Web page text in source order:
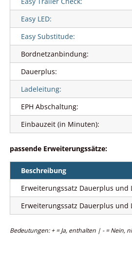
Easy LED:
Easy Substitude:
Bordnetzanbindung:
Dauerplus:
Ladeleitung:
EPH Abschaltung:
Einbauzeit (in Minuten):
passende Erweiterungssätze:
Beschreibung
Erweiterungssatz Dauerplus und
Erweiterungssatz Dauerplus und
Bedeutungen: + = Ja, enthalten | - = Nein,